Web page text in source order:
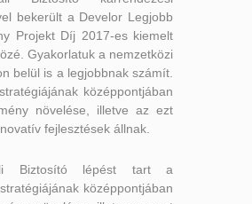
bekerült a Develor Legjobb
Projekt Díj 2017-es kiemelt
Gyakorlatuk a nemzetközi
belül is a legjobbnak számít.
középpontjában
növelése, illetve az ezt
fejlesztések állnak.
Biztosító lépést tart a
középpontjában